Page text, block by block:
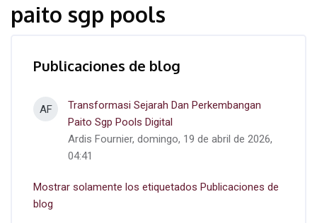
paito sgp pools
Publicaciones de blog
AF
Transformasi Sejarah Dan Perkembangan
Paito Sgp Pools Digital
Ardis Fournier, domingo, 19 de abril de 2026,
04:41
Mostrar solamente los etiquetados Publicaciones de
blog